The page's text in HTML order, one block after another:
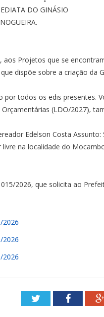
DO GINÁSIO
aos Projetos que se
dispõe sobre a criação da
por todos os edis presentes.
(LDO/2027),
Edelson Costa
na localidade do
2026, que solicita ao
2026
2026
2026
TwitterFacebook